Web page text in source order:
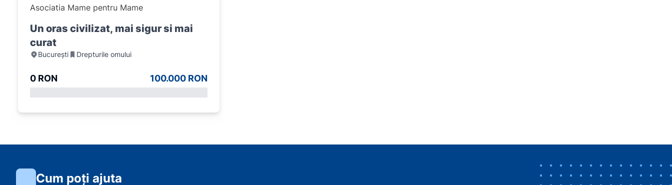
Asociatia Mame pentru Mame
Un oras civilizat, mai sigur si mai
curat
București Drepturile omului
0 RON 100.000 RON
Cum poți ajuta